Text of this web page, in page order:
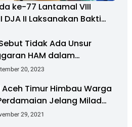
ke-77 Lantamal VIII
DJA II Laksanakan Bakti
Tidak Ada Unsur
HAM dalam
Masalah Pulau
20, 2023
Timur Himbau Warga
Jelang Milad
4529, 2021